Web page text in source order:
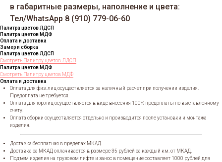
в габаритные размеры, наполнение и цвета:
Тел/WhatsАрp 8 (910) 779-06-60
Палитра цветов ЛДСП
Палитра цветов МДФ
Оплата и доставка
Замер и сборка
Палитра цветов ЛДСП
Смотреть Палитру цветов ЛДСП
Палитра цветов МДФ
Смотреть Палитру цветов МДФ
Оплата и доставка
Оплата для физ. лиц осуществляется за наличный расчет при получении изделия.
Предоплата не требуется.
Оплата для юр.лиц осуществляется в виде внесения 100% предоплаты по выставленному
счету.
Оплата сборки осуществляется отдельно и производится после установки и монтажа
изделия.
Доставка бесплатная в пределах МКАД.
Доставка за МКАД оплачивается в размере 35 рублей за каждый км. от МКАД.
Подъем изделия на грузовом лифте и занос в помещение составляет 1000 рублей для